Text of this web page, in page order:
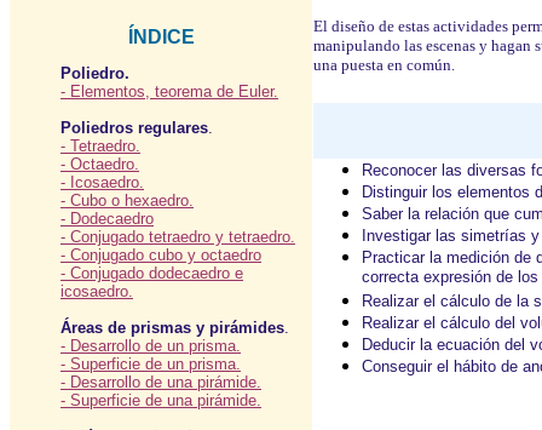
ÍNDICE
Poliedro.
- Elementos, teorema de Euler.
Poliedros regulares.
- Tetraedro.
- Octaedro.
- Icosaedro.
- Cubo o hexaedro.
- Dodecaedro
- Conjugado tetraedro y tetraedro.
- Conjugado cubo y octaedro
- Conjugado dodecaedro e
icosaedro.
Áreas de prismas y pirámides.
- Desarrollo de un prisma.
- Superficie de un prisma.
- Desarrollo de una pirámide.
- Superficie de una pirámide.
El diseño de estas actividades
manipulando las escenas y hagan
una puesta en común.
Reconocer las diversas
Distinguir los elementos
Saber la relación que
Investigar las simetrías
Practicar la medición de
correcta expresión de
Realizar el cálculo de la
Realizar el cálculo del
Deducir la ecuación del
Conseguir el hábito de